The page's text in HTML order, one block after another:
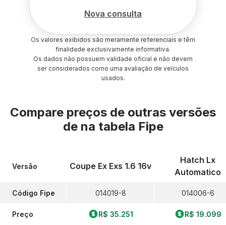
Nova consulta
Os valores exibidos são meramente referenciais e têm
finalidade exclusivamente informativa.
Os dados não possuem validade oficial e não devem
ser considerados como uma avaliação de veículos
usados.
Compare preços de outras versões
de na tabela Fipe
Versão
Código Fipe
Preço
Coupe Ex Exs 1.6 16v
014019-8
R$ 35.251
Hatch Lx
Automatico
014006-6
R$ 19.099